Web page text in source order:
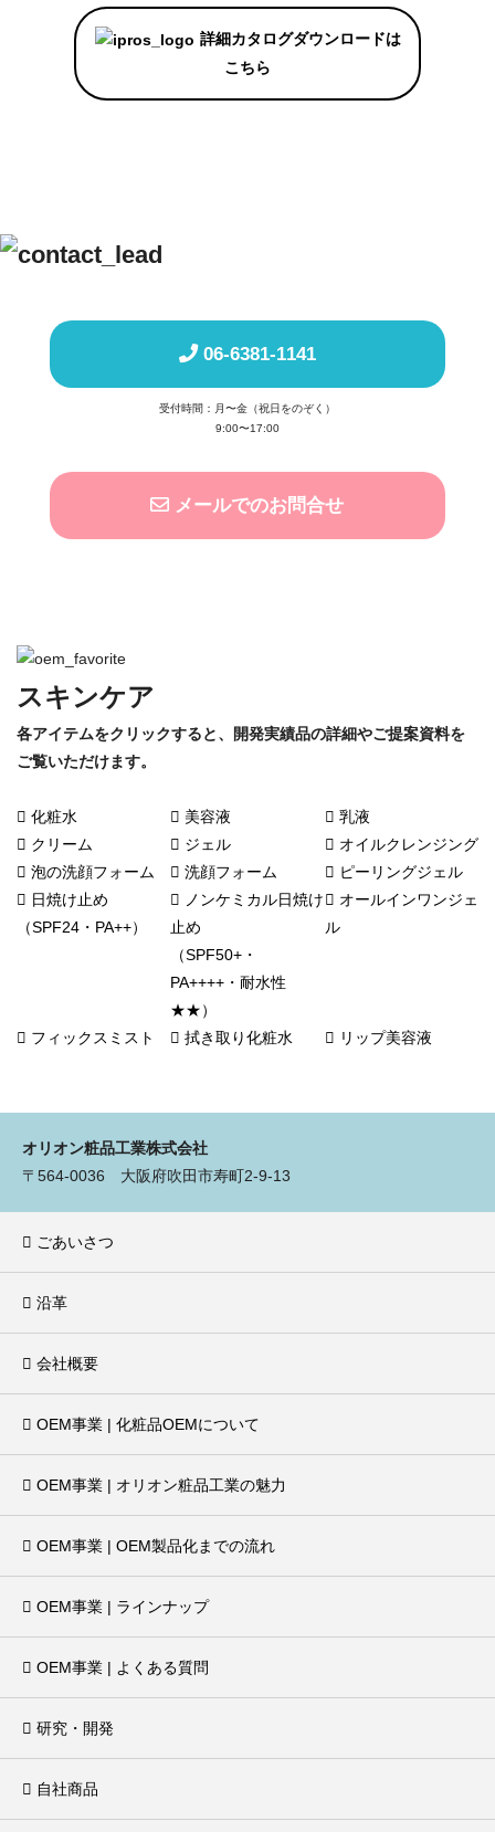
詳細カタログダウンロードは
こちら
06-6381-1141
受付時間：月〜金（祝日をのぞく）
9:00〜17:00
メールでのお問合せ
スキンケア
各アイテムをクリックすると、開発実績品の詳細やご提案資料を
ご覧いただけます。
化粧水 美容液
乳液
クリーム
ジェル
オイルクレンジング
泡の洗顔フォーム
洗顔フォーム
ピーリングジェル
日焼け止め
（SPF24・PA++）
ノンケミカル日焼け
止め
（SPF50+・
PA++++・耐水性
★★）
オールインワンジェ
ル
フィックスミスト 拭き取り化粧水 リップ美容液
オリオン粧品工業株式会社
〒564-0036 大阪府吹田市寿町2-9-13
ごあいさつ
沿革
会社概要
OEM事業 | 化粧品OEMについて
OEM事業 | オリオン粧品工業の魅力
OEM事業 | OEM製品化までの流れ
OEM事業 | ラインナップ
OEM事業 | よくある質問
研究・開発
自社商品